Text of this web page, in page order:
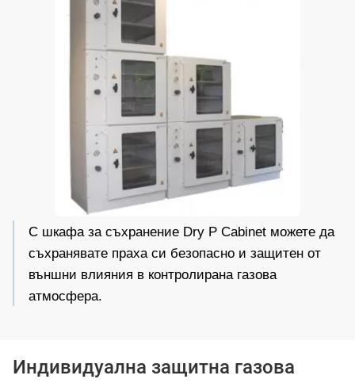
С шкафа за съхранение Dry P Cabinet можете да
съхранявате праха си безопасно и защитен от
външни влияния в контролирана газова
атмосфера.
Индивидуална защитна газова